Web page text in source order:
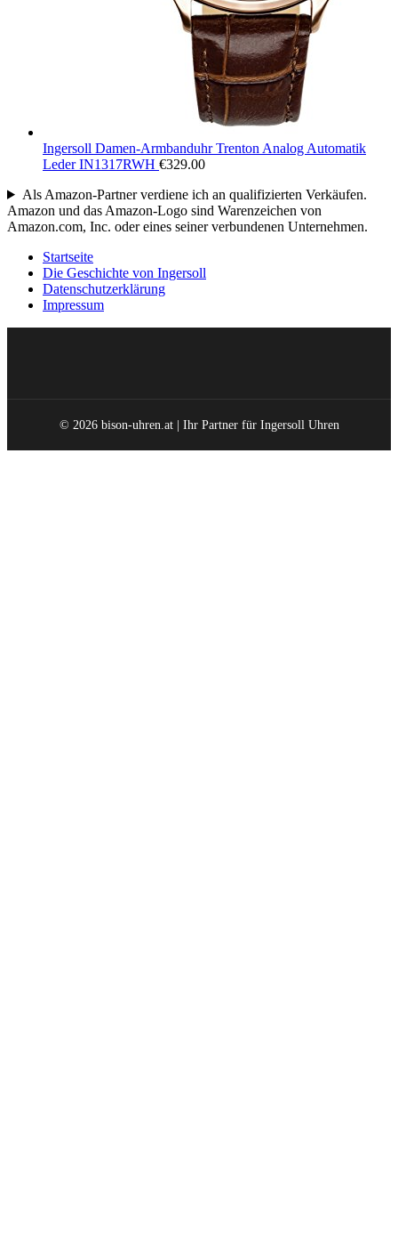
Ingersoll Damen-Armbanduhr Trenton Analog Automatik
Leder IN1317RWH €329.00
Als Amazon-Partner verdiene ich an qualifizierten Verkäufen.
Amazon und das Amazon-Logo sind Warenzeichen von
Amazon.com, Inc. oder eines seiner verbundenen Unternehmen.
Startseite
Die Geschichte von Ingersoll
Datenschutzerklärung
Impressum
© 2026 bison-uhren.at | Ihr Partner für Ingersoll Uhren